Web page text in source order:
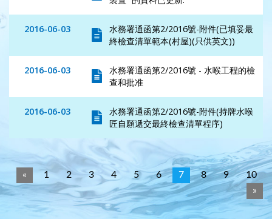
2016-06-03
水務署通函第2/2016號-附件(已填妥最
終檢查清單範本(村屋)(只供英文))
2016-06-03
水務署通函第2/2016號 - 水喉工程的檢
查和批准
2016-06-03
水務署通函第2/2016號-附件(持牌水喉
匠自願遞交最終檢查清單程序)
« 1 2 3 4 5 6 7 8 9
10
»